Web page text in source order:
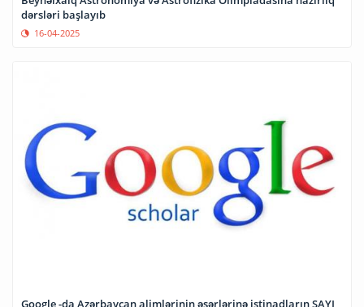
dərsləri başlayıb
16-04-2025
Google -da Azərbaycan alimlərinin əsərlərinə istinadların SAYI